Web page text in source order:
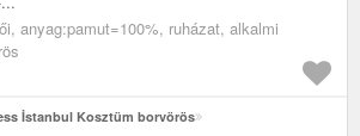
anyag:pamut=100%, ruházat, alkalmi
İstanbul Kosztüm borvörös